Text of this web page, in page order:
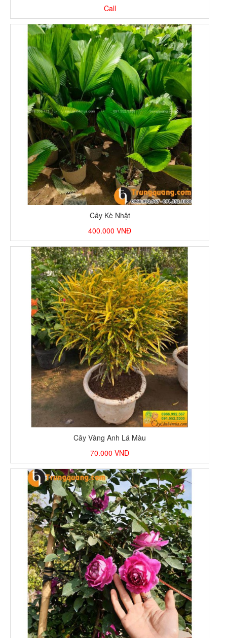
Call
Cây Kè Nhật
400.000 VNĐ
Cây Vàng Anh Lá Màu
70.000 VNĐ